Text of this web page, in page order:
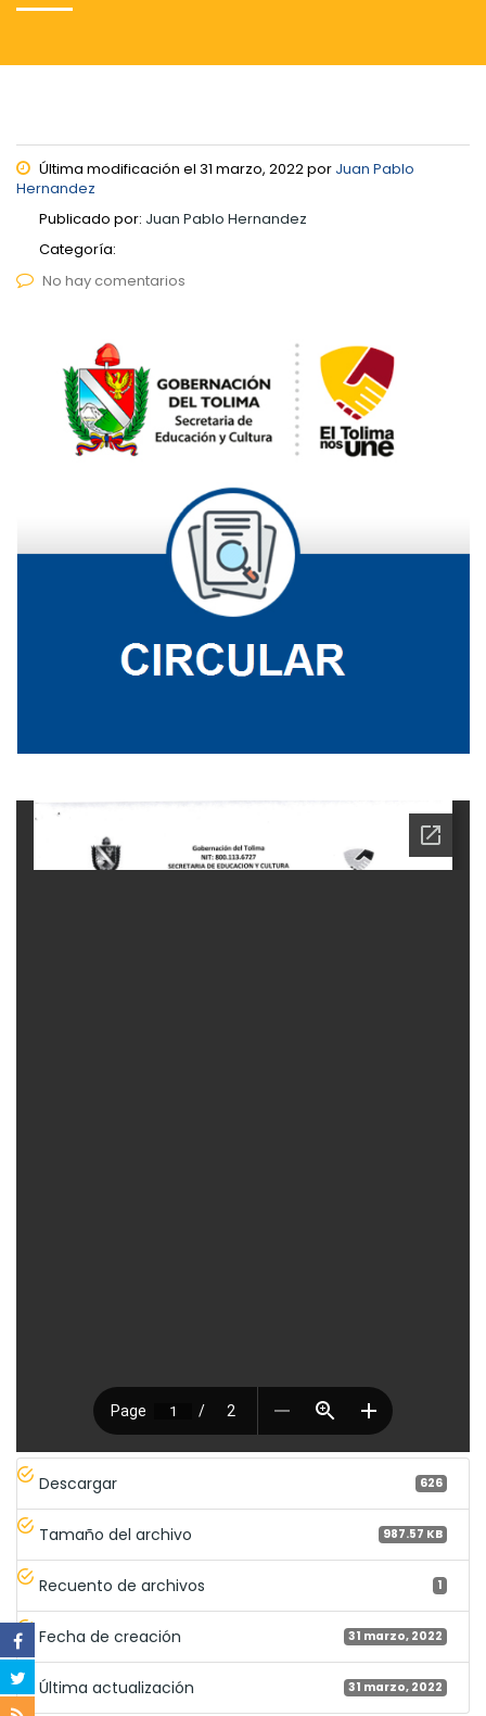
Última modificación el 31 marzo, 2022 por Juan Pablo
Hernandez
Publicado por: Juan Pablo Hernandez
Categoría:
No hay comentarios
Descargar 626
Tamaño del archivo 987.57 KB
Recuento de archivos 1
Fecha de creación 31 marzo, 2022
Última actualización 31 marzo, 2022